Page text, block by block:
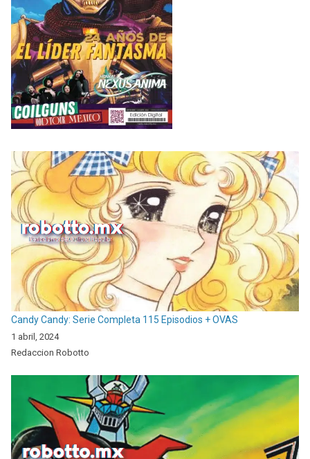
Candy Candy: Serie Completa 115 Episodios + OVAS
1 abril, 2024
Redaccion Robotto